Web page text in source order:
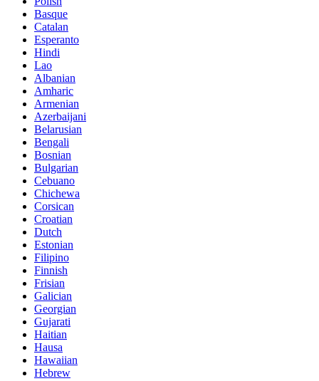
Basque
Catalan
Esperanto
Hindi
Lao
Albanian
Amharic
Armenian
Azerbaijani
Belarusian
Bengali
Bosnian
Bulgarian
Cebuano
Chichewa
Corsican
Croatian
Dutch
Estonian
Filipino
Finnish
Frisian
Galician
Georgian
Gujarati
Haitian
Hausa
Hawaiian
Hebrew